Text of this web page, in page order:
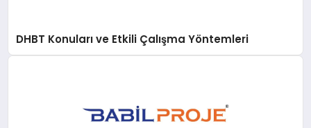
DHBT Konuları ve Etkili Çalışma Yöntemleri